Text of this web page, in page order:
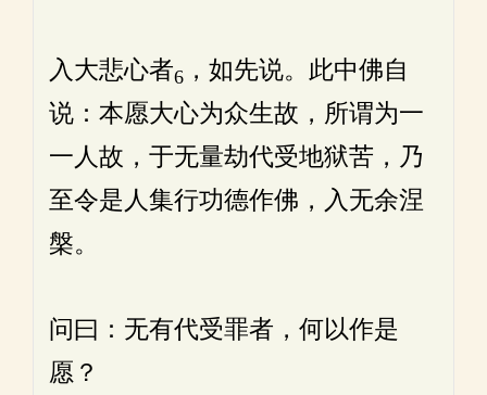
入大悲心者6 ，如先说。此中佛自
说：本愿大心为众生故，所谓为一
一人故，于无量劫代受地狱苦，乃
至令是人集行功德作佛，入无余涅
槃。
问曰：无有代受罪者，何以作是
愿？